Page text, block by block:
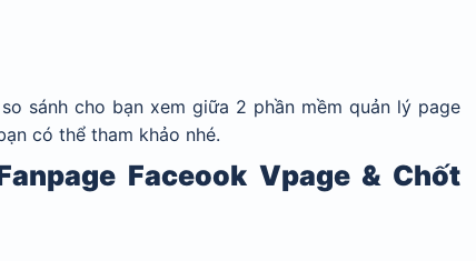
sánh cho bạn xem giữa 2 phần mềm quản lý page
có thể tham khảo nhé.
Faceook Vpage & Chốt